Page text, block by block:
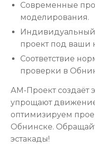
Современные
моделирования.
проект под ваши
Соответствие
проверки в
АМ-Проект создаёт
упрощают
оптимизируем
Обнинске.
эстакады!